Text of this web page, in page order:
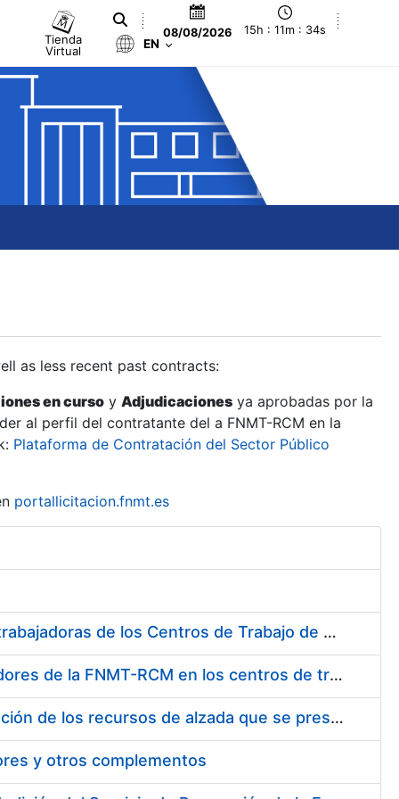
Tienda
Virtual
08/08/2026 15h : 11m : 35s
EN
as less recent past contracts:
en curso y Adjudicaciones ya aprobadas por la
al perfil del contratante del a FNMT-RCM en la
Plataforma de Contratación del Sector Público
portallicitacion.fnmt.es
Suministro de Protectores Auditivos a medida para las personas trabajadoras de los Centros de Trabajo de Madrid y Burgos
Suministro de gafas graduadas antiproyecciones para los trabajadores de la FNMT-RCM en los centros de trabajo de Madrid y Burgos
Servicios de una empresa externa para el asesoramiento y resolución de los recursos de alzada que se presentan relacionados con procesos de selección para la FNMT-RCM
y otros complementos